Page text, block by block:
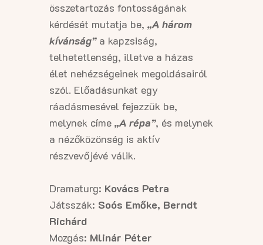
összetartozás fontosságának
kérdését mutatja be, „A három
kívánság”a kapzsiság,
telhetetlenség, illetve a házas
élet nehézségeinek megoldásairól
szól. Előadásunkat egy
ráadásmesével fejezzük be,
melynek címe „A répa”, és melynek
a nézőközönség is aktív
részvevőjévé válik.
Dramaturg: Kovács Petra
Játsszák: Soós Emőke, Berndt
Richárd
Mozgás: Mlinár Péter